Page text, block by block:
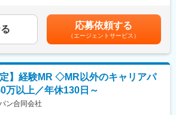
場に配属されてからも、試験の合格までしっか
す。
の定める業務
打診も可能です。また、無期雇用派遣となるた
外もベース給与は保証いたします。
を考慮します
PJTからご提案し、なるべくご希望の勤務地に
す。また、次の契約での再配属の際の地域もし
ます。これは小規模ならではの社内バッティン
く影響しています。
律手当を含む）＜昇給有無＞有＜残業手当＞有
接を通して、ご経験やスキルにより当社規定に基
す。■昇給、インセンティブあり■モデル年収：
後半850万賃金はあくまでも目安の金額であ
上下する可能性があります。月給(月額)は固定手
す。
応募依頼する
（エージェントサービス）
定】経験MR ◇MR以外のキャリアパ
万以上／年休130日～
ン合同会社